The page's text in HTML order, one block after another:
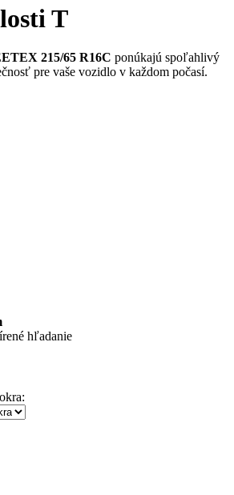
T
215/65 R16C ponúkajú spoľahlivý
pre vaše vozidlo v každom počasí.
hľadanie